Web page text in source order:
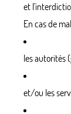
et
En cas de
les autorités
et/ou les